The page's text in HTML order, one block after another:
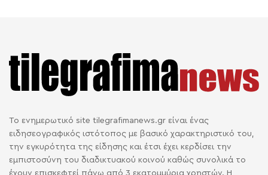
Το ενημερωτικό site tilegrafimanews.gr είναι ένας
ειδησεογραφικός ιστότοπος με βασικό χαρακτηριστικό του,
την εγκυρότητα της είδησης και έτσι έχει κερδίσει την
εμπιστοσύνη του διαδικτυακού κοινού καθώς συνολικά το
έχουν επισκεφτεί πάνω από 3 εκατομμύρια χρηστών. Η